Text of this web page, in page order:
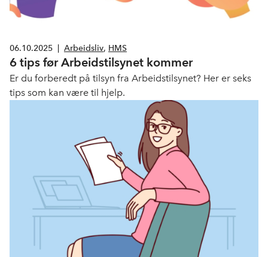
06.10.2025 Arbeidsliv, HMS
6 tips før Arbeidstilsynet kommer
Er du forberedt på tilsyn fra Arbeidstilsynet? Her er seks
tips som kan være til hjelp.